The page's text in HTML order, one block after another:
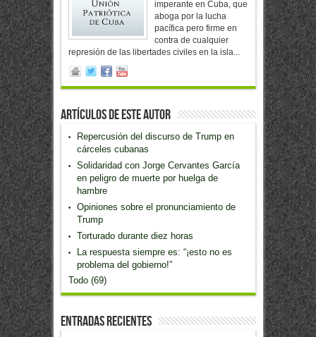
imperante en Cuba, que
aboga por la lucha
pacífica pero firme en
contra de cualquier
represión de las libertades civiles en la isla...
Artículos de este Autor
Repercusión del discurso de Trump en
cárceles cubanas
Solidaridad con Jorge Cervantes García
en peligro de muerte por huelga de
hambre
Opiniones sobre el pronunciamiento de
Trump
Torturado durante diez horas
La respuesta siempre es: “¡esto no es
problema del gobierno!”
Todo (69)
Entradas recientes